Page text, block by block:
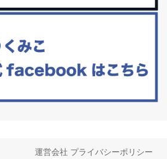
人に足りないのは海藻！
らす。&n...
運営会社 プライバシーポリシー